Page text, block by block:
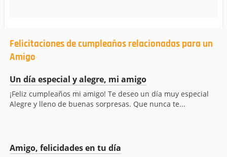
Felicitaciones de cumpleaños relacionadas para un
Amigo
Un día especial y alegre, mi amigo
¡Feliz cumpleaños mi amigo! Te deseo un día muy especial
Alegre y lleno de buenas sorpresas. Que nunca te...
Amigo, felicidades en tu día